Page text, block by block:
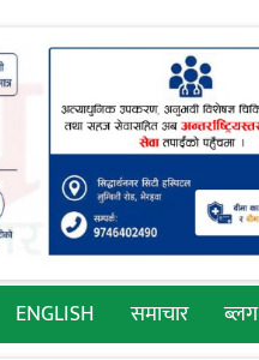
ENGLISH समाचार ब्लग